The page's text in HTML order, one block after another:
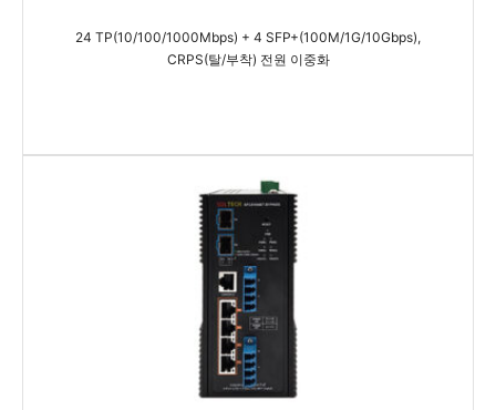
24 TP(10/100/1000Mbps) + 4 SFP+(100M/1G/10Gbps),
CRPS(탈/부착) 전원 이중화